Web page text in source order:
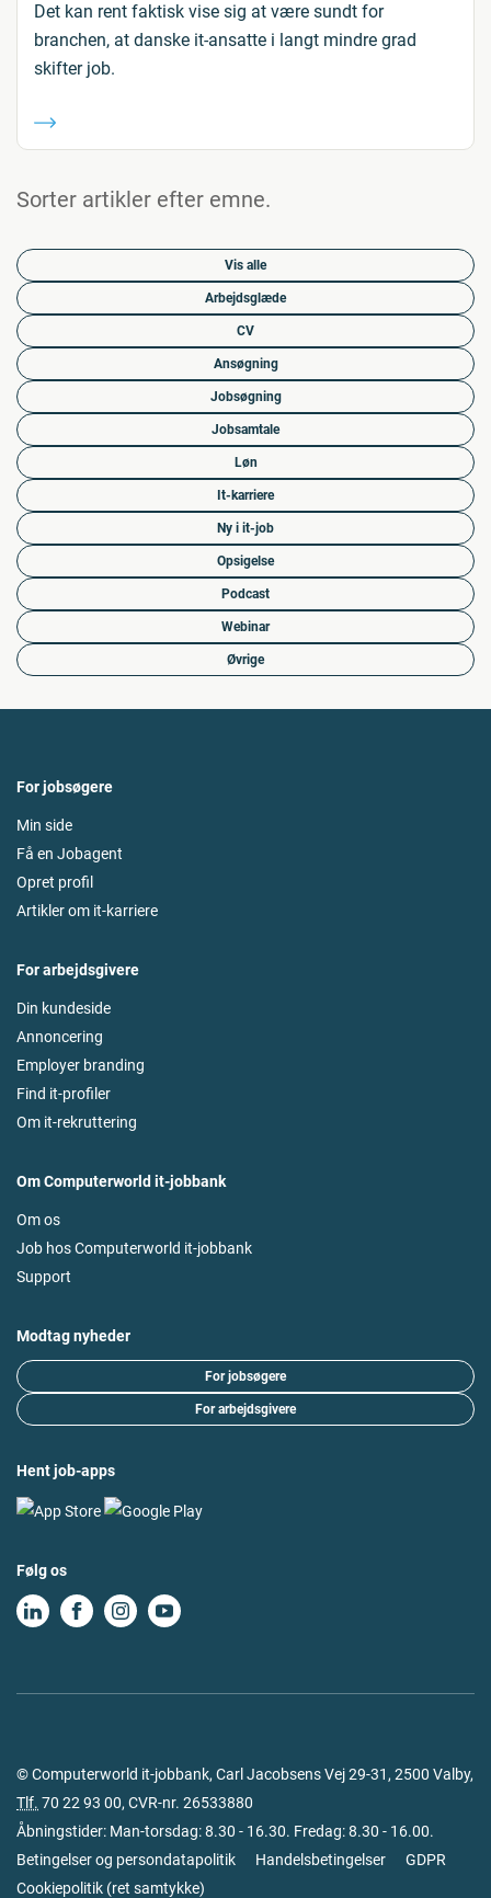
Det kan rent faktisk vise sig at være sundt for
branchen, at danske it-ansatte i langt mindre grad
skifter job.
Sorter artikler efter emne.
Vis alle
Arbejdsglæde
CV
Ansøgning
Jobsøgning
Jobsamtale
Løn
It-karriere
Ny i it-job
Opsigelse
Podcast
Webinar
Øvrige
For jobsøgere
Min side
Få en Jobagent
Opret profil
Artikler om it-karriere
For arbejdsgivere
Din kundeside
Annoncering
Employer branding
Find it-profiler
Om it-rekruttering
Om Computerworld it-jobbank
Om os
Job hos Computerworld it-jobbank
Support
Modtag nyheder
For jobsøgere
For arbejdsgivere
Hent job-apps
Følg os
© Computerworld it-jobbank, Carl Jacobsens Vej 29-31, 2500 Valby,
Tlf. 70 22 93 00, CVR-nr. 26533880
Åbningstider: Man-torsdag: 8.30 - 16.30. Fredag: 8.30 - 16.00.
Betingelser og persondatapolitik
Handelsbetingelser
GDPR
Cookiepolitik (ret samtykke)